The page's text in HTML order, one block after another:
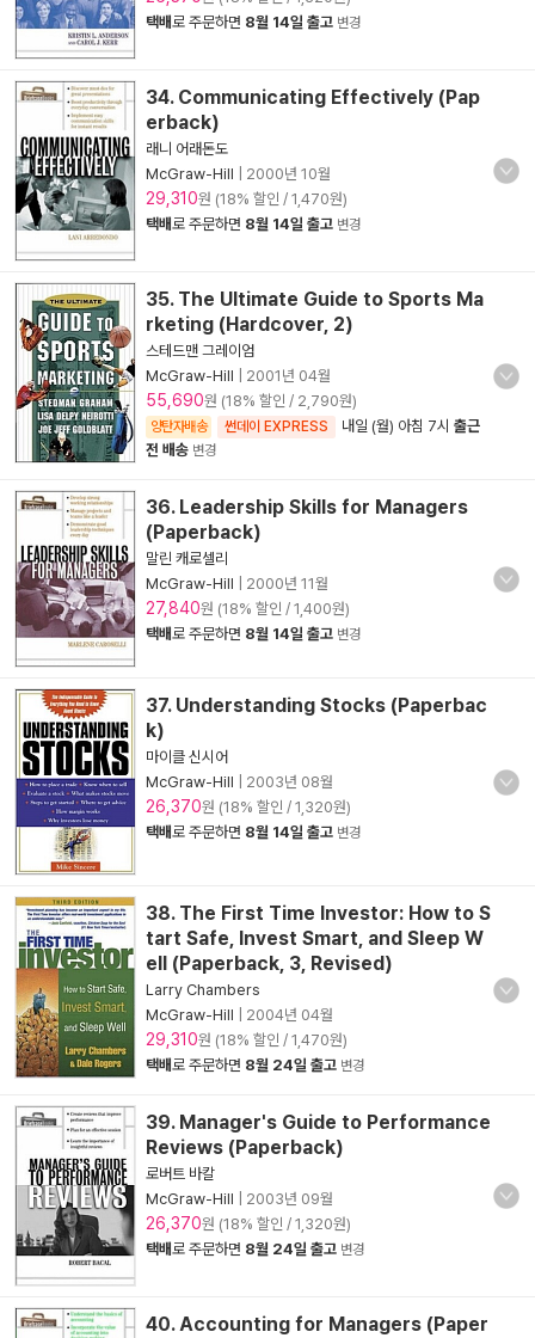
택배로 주문하면 8월 14일 출고 변경
34. Communicating Effectively (Pap
erback)
래니 어래돈도
McGraw-Hill
2000년 10월
29,310원 (18% 할인 / 1,470원)
택배로 주문하면 8월 14일 출고 변경
35. The Ultimate Guide to Sports Ma
rketing (Hardcover, 2)
스테드맨 그레이엄
McGraw-Hill
2001년 04월
55,690원 (18% 할인 / 2,790원)
양탄자배송 썬데이 EXPRESS 내일 (월) 아침 7시 출근
전 배송 변경
36. Leadership Skills for Managers
(Paperback)
말린 캐로셀리
McGraw-Hill
2000년 11월
27,840원 (18% 할인 / 1,400원)
택배로 주문하면 8월 14일 출고 변경
37. Understanding Stocks (Paperbac
k)
마이클 신시어
McGraw-Hill
2003년 08월
26,370원 (18% 할인 / 1,320원)
택배로 주문하면 8월 14일 출고 변경
38. The First Time Investor: How to S
tart Safe, Invest Smart, and Sleep W
ell (Paperback, 3, Revised)
Larry Chambers
McGraw-Hill
2004년 04월
29,310원 (18% 할인 / 1,470원)
택배로 주문하면 8월 24일 출고 변경
39. Manager's Guide to Performance
Reviews (Paperback)
로버트 바칼
McGraw-Hill
2003년 09월
26,370원 (18% 할인 / 1,320원)
택배로 주문하면 8월 24일 출고 변경
40. Accounting for Managers (Paper